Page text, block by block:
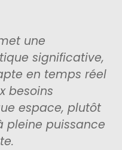
une
significative,
en temps réel
besoins
espace, plutôt
pleine puissance